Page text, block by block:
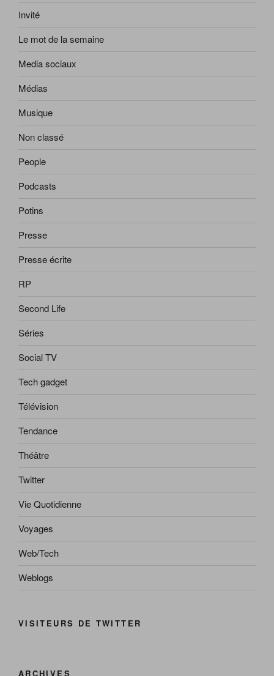
Invité
Le mot de la semaine
Media sociaux
Médias
Musique
Non classé
People
Podcasts
Potins
Presse
Presse écrite
RP
Second Life
Séries
Social TV
Tech gadget
Télévision
Tendance
Théâtre
Twitter
Vie Quotidienne
Voyages
Web/Tech
Weblogs
VISITEURS DE TWITTER
ARCHIVES